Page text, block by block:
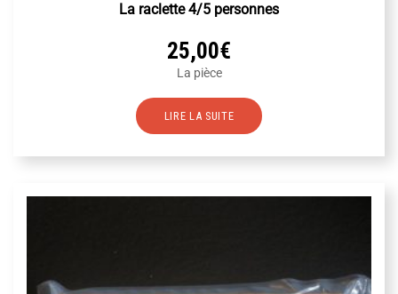
La raclette 4/5 personnes
25,00€
La pièce
LIRE LA SUITE